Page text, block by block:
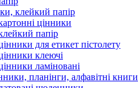
клейкий папір
цінники
папір
для етикет пістолету
клеючі
ламіновані
планінги, алфавітні книги